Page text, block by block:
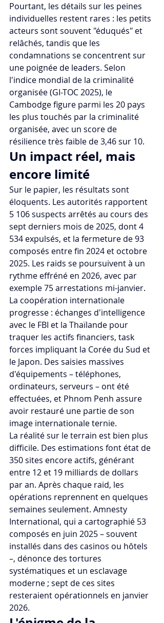
Pourtant, les détails sur les peines
individuelles restent rares : les petits
acteurs sont souvent "éduqués" et
relâchés, tandis que les
condamnations se concentrent sur
une poignée de leaders. Selon
l'indice mondial de la criminalité
organisée (GI-TOC 2025), le
Cambodge figure parmi les 20 pays
les plus touchés par la criminalité
organisée, avec un score de
résilience très faible de 3,46 sur 10.
Un impact réel, mais
encore limité
Sur le papier, les résultats sont
éloquents. Les autorités rapportent
5 106 suspects arrêtés au cours des
sept derniers mois de 2025, dont 4
534 expulsés, et la fermeture de 93
composés entre fin 2024 et octobre
2025. Les raids se poursuivent à un
rythme effréné en 2026, avec par
exemple 75 arrestations mi-janvier.
La coopération internationale
progresse : échanges d'intelligence
avec le FBI et la Thaïlande pour
traquer les actifs financiers, task
forces impliquant la Corée du Sud et
le Japon. Des saisies massives
d'équipements – téléphones,
ordinateurs, serveurs – ont été
effectuées, et Phnom Penh assure
avoir restauré une partie de son
image internationale ternie.
La réalité sur le terrain est bien plus
difficile. Des estimations font état de
350 sites encore actifs, générant
entre 12 et 19 milliards de dollars
par an. Après chaque raid, les
opérations reprennent en quelques
semaines seulement. Amnesty
International, qui a cartographié 53
composés en juin 2025 – souvent
installés dans des casinos ou hôtels
–, dénonce des tortures
systématiques et un esclavage
moderne ; sept de ces sites
resteraient opérationnels en janvier
2026.